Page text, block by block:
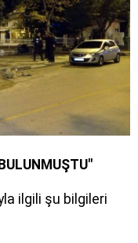
ilgili şu bilgileri